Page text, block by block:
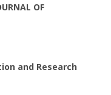
OF
and Research